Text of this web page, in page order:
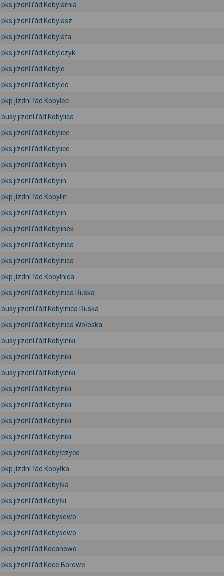
pks jízdní řád Kobylarnia
pks jízdní řád Kobylasz
pks jízdní řád Kobylata
pks jízdní řád Kobylczyk
pks jízdní řád Kobyle
pks jízdní řád Kobylec
pkp jízdní řád Kobylec
busy jízdní řád Kobylica
pks jízdní řád Kobylice
pks jízdní řád Kobylice
pks jízdní řád Kobylin
pks jízdní řád Kobylin
pkp jízdní řád Kobylin
pks jízdní řád Kobylin
pks jízdní řád Kobylinek
pks jízdní řád Kobylnica
pks jízdní řád Kobylnica
pkp jízdní řád Kobylnica
pks jízdní řád Kobylnica Ruska
busy jízdní řád Kobylnica Ruska
pks jízdní řád Kobylnica Wołoska
busy jízdní řád Kobylniki
pks jízdní řád Kobylniki
busy jízdní řád Kobylniki
pks jízdní řád Kobylniki
pks jízdní řád Kobylniki
pks jízdní řád Kobylniki
pks jízdní řád Kobylniki
pks jízdní řád Kobyłczyce
pkp jízdní řád Kobyłka
pks jízdní řád Kobyłka
pks jízdní řád Kobyłki
pks jízdní řád Kobysewo
pks jízdní řád Kobysewo
pks jízdní řád Kocanowo
pks jízdní řád Koce Borowe